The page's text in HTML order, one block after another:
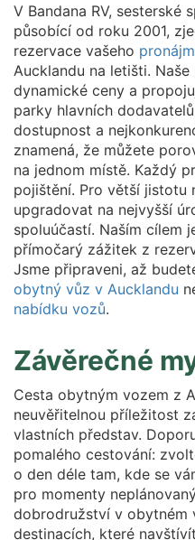
V Bandana RV, sesterské
působící od roku 2001,
rezervace vašeho
Aucklandu na letišti.
dynamické ceny a
parky hlavních
dostupnost a
znamená, že můžete
na jednom místě. Každý
pojištění. Pro větší jistotu
upgradovat na nejvyšší
spoluúčastí. Naším cílem
přímočarý zážitek z
Jsme připraveni, až
obytný vůz v Aucklandu
nabídku vozů.
Závěrečné
Cesta obytným vozem z
neuvěřitelnou příležitost
vlastních představ.
pomalého cestování:
o den déle tam, kde se
pro momenty
dobrodružství v obytném
destinacích, které